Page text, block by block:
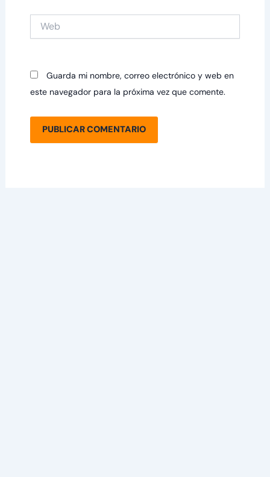
Guarda mi nombre, correo electrónico y web en
este navegador para la próxima vez que comente.